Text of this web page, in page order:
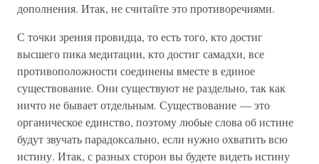
дополнения. Итак, не считайте это противоречиями.
С точки зрения провидца, то есть того, кто достиг
высшего пика медитации, кто достиг самадхи, все
противоположности соединены вместе в единое
существование. Они существуют не раздельно, так как
ничто не бывает отдельным. Существование — это
органическое единство, поэтому любые слова об истине
будут звучать парадоксально, если нужно охватить всю
истину. Итак, с разных сторон вы будете видеть истину